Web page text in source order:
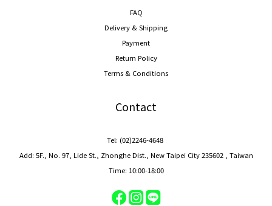
FAQ
Delivery & Shipping
Payment
Return Policy
Terms & Conditions
Contact
Tel: (02)2246-4648
Add: 5F., No. 97, Lide St., Zhonghe Dist., New Taipei City 235602 , Taiwan
Time: 10:00-18:00